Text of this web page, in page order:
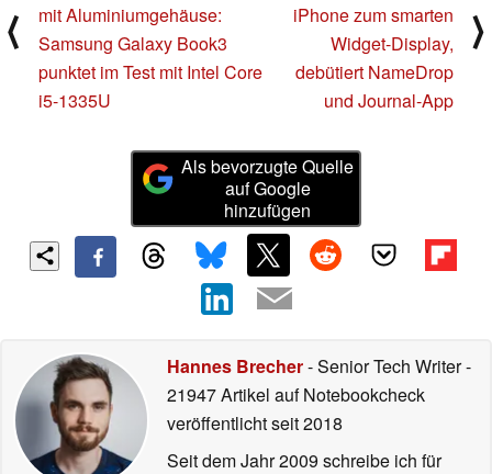
⟨
mit Aluminiumgehäuse:
Samsung Galaxy Book3
punktet im Test mit Intel Core
i5-1335U
iPhone zum smarten
Widget-Display,
debütiert NameDrop
und Journal-App
⟩
Als bevorzugte Quelle
auf Google
hinzufügen
Hannes Brecher- Senior Tech Writer-
21947 Artikel auf Notebookcheck
veröffentlichtseit 2018
Seit dem Jahr 2009 schreibe ich für